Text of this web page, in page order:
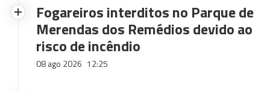
Fogareiros interditos no Parque de
Merendas dos Remédios devido ao
risco de incêndio
08 ago 2026 12:25